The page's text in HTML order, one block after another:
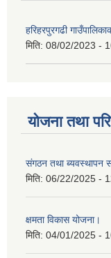
हरिहरपुरगढी
मिति: 08/02/2023 -
योजना तथा
संगठन तथा ब्यवस्थापन
मिति: 06/22/2025 -
क्षमता विकास योजना।
मिति: 04/01/2025 -